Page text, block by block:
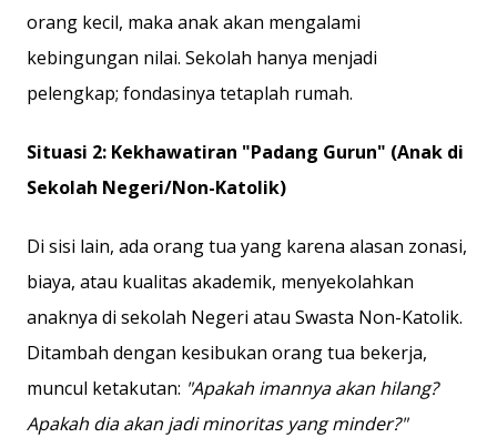
orang kecil, maka anak akan mengalami
kebingungan nilai. Sekolah hanya menjadi
pelengkap; fondasinya tetaplah rumah.
Situasi 2: Kekhawatiran "Padang Gurun" (Anak di
Sekolah Negeri/Non-Katolik)
Di sisi lain, ada orang tua yang karena alasan zonasi,
biaya, atau kualitas akademik, menyekolahkan
anaknya di sekolah Negeri atau Swasta Non-Katolik.
Ditambah dengan kesibukan orang tua bekerja,
muncul ketakutan: "Apakah imannya akan hilang?
Apakah dia akan jadi minoritas yang minder?"